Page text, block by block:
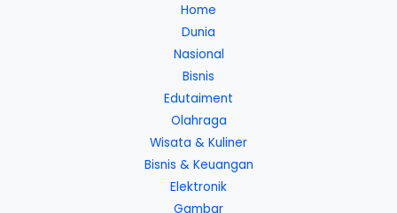
Home
Dunia
Nasional
Bisnis
Edutaiment
Olahraga
Wisata & Kuliner
Bisnis & Keuangan
Elektronik
Gambar